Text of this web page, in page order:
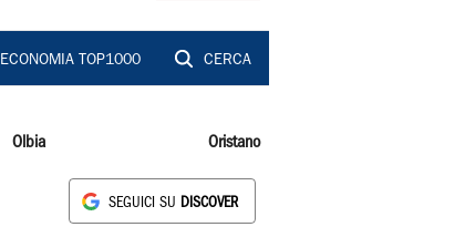
ECONOMIA TOP1000 CERCA
Olbia Oristano
SEGUICI SU DISCOVER